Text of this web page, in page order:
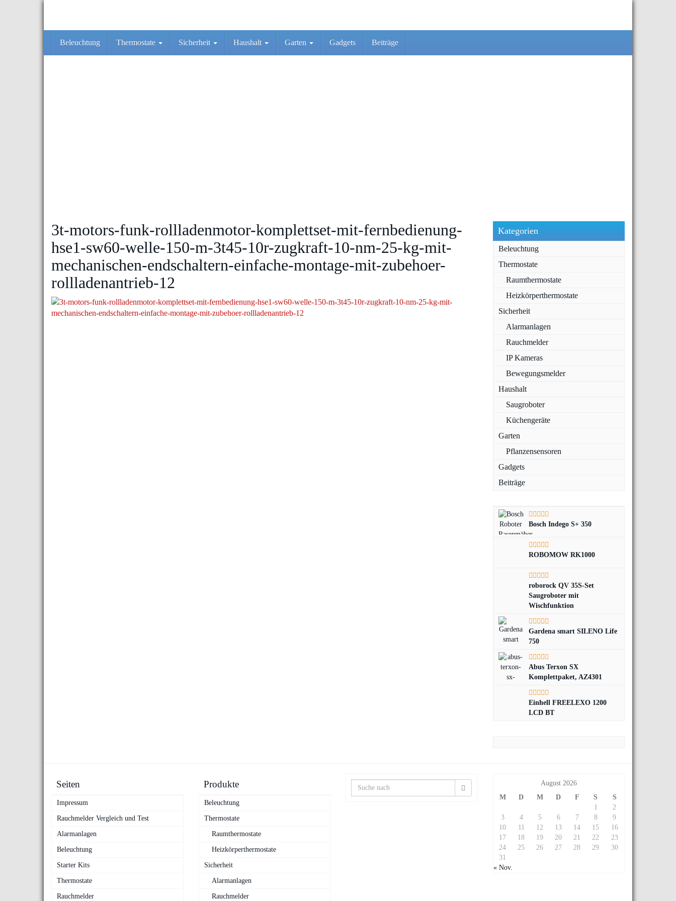
Beleuchtung Thermostate Sicherheit Haushalt Garten Gadgets Beiträge
3t-motors-funk-rollladenmotor-komplettset-mit-fernbedienung-
hse1-sw60-welle-150-m-3t45-10r-zugkraft-10-nm-25-kg-mit-
mechanischen-endschaltern-einfache-montage-mit-zubehoer-
rollladenantrieb-12
Kategorien
Beleuchtung
Thermostate
Raumthermostate
Heizkörperthermostate
Sicherheit
Alarmanlagen
Rauchmelder
IP Kameras
Bewegungsmelder
Haushalt
Saugroboter
Küchengeräte
Garten
Pflanzensensoren
Gadgets
Beiträge
Bosch Indego S+ 350
ROBOMOW RK1000
roborock QV 35S-Set
Saugroboter mit
Wischfunktion
Gardena smart SILENO Life
750
Abus Terxon SX
Komplettpaket, AZ4301
Einhell FREELEXO 1200
LCD BT
Seiten
Impressum
Rauchmelder Vergleich und Test
Alarmanlagen
Beleuchtung
Starter Kits
Thermostate
Rauchmelder
Produkte
Beleuchtung
Thermostate
Raumthermostate
Heizkörperthermostate
Sicherheit
Alarmanlagen
Rauchmelder
August 2026
M
D M D F S
S
1
2
3
4 5 6 7 8
9
10
11 12 13 14 15
16
17
18 19 20 21 22
23
24
25 26 27 28 29
30
31
« Nov.